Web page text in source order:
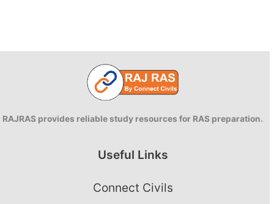
RAJRAS provides reliable study resources for RAS preparation.
Useful Links
Connect Civils